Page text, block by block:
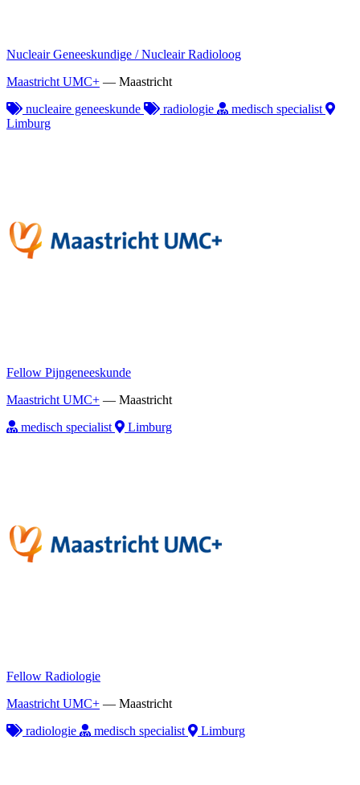
Nucleair Geneeskundige / Nucleair Radioloog
Maastricht UMC+ — Maastricht
nucleaire geneeskunde
radiologie
medisch specialist
Limburg
Fellow Pijngeneeskunde
Maastricht UMC+ — Maastricht
medisch specialist
Limburg
Fellow Radiologie
Maastricht UMC+ — Maastricht
radiologie
medisch specialist Limburg